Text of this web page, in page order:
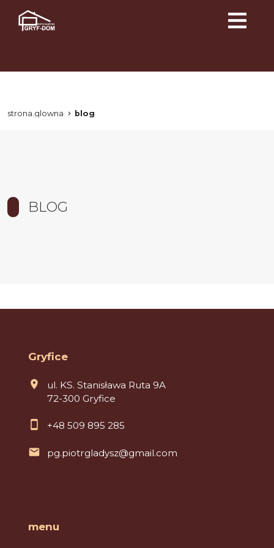
strona.glowna blog
BLOG
Gryfice
ul. KS. Stanisława Ruta 9A
72-300 Gryfice
+48 509 895 285
pg.piotrgladysz@gmail.com
menu